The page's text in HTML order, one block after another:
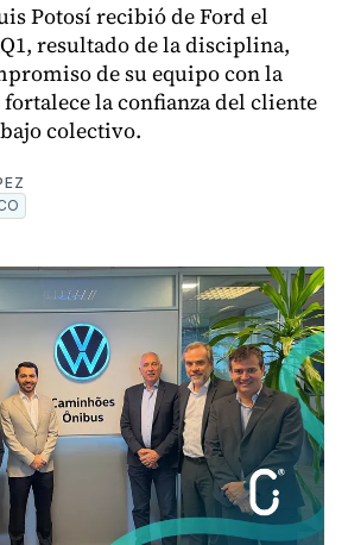
Potosí recibió de Ford el
resultado de la disciplina,
de su equipo con la
la confianza del cliente
colectivo.